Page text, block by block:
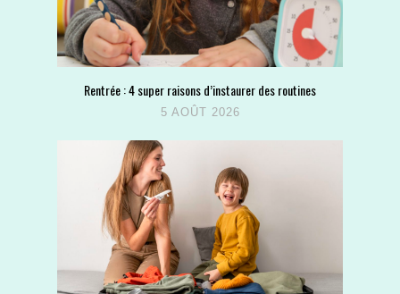
Rentrée : 4 super raisons d’instaurer des routines
5 AOÛT 2026